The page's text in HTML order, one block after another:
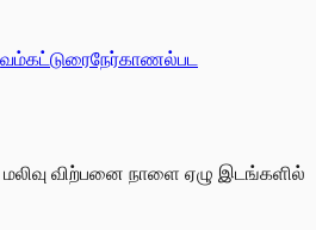
கட்டுரைநேர்காணல்பட